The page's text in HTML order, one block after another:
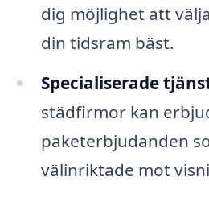
dig möjlighet att
din tidsram bäst.
Specialiserade
städfirmor kan
paketerbjudanden
välinriktade mot